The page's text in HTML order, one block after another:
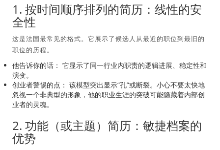
1. 按时间顺序排列的简历：线性的安
全性
这是法国最常见的格式。它展示了候选人从最近的职位到最旧的
职位的历程。
他告诉你的话： 它显示了同一行业内职责的逻辑进展、稳定性和
演变。
创业者警惕的点： 该模型突出显示“孔”或断裂。小心不要太快地
忽视一个非典型的形象，他的职业生涯的突破可能隐藏着内部创
业者的灵魂。
2. 功能（或主题）简历：敏捷档案的
优势